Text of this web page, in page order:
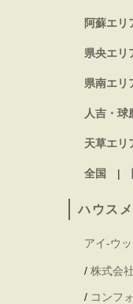
阿蘇エリ
県央エリ
県南エリ
人吉・球
天草エリ
全国
ハウス
アイ-ウ
/ 株式会
/ コンフ